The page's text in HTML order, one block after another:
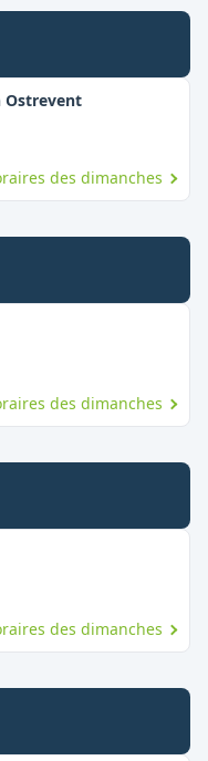
Ostrevent,
des dimanches
des dimanches
des dimanches